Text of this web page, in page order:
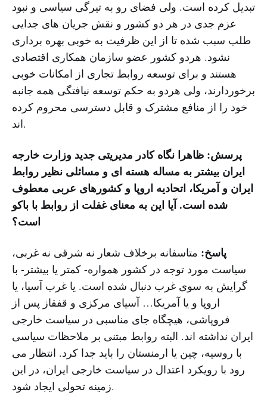
تبدیل کرده است. ولی فضای رو به تیرگی سیاسی و نبود
عزم جدی در هر دو کشور و نقش جریان های جدایی
طلب سبب شده تا از این ظرفیت به خوبی بهره برداری
نشود. هردو کشور عضو سازمان همکاری اقتصادی
هستند و برای توسعه روابط تجاری از امکانات خوبی
برخوردارند، ولی هردو به حکم توسعه نیافتگی همه جانبه
خود را از منافع مشترک و قابل دسترسی محروم کرده
اند.
پرسش: ظاهرا نگاه کادر مدیریتی جدید وزارت خارجه
ایران بیشتر به مساله هسته ای و مسائلی نظیر روابط
ایران و آمریکا، اتحادیه اروپا و کشورهای عربی معطوف
شده است. آیا این به معنای غفلت از روابط با باکو
است؟
پاسخ: متاسفانه برخلاف شعار نه شرقی نه غربی،
سیاست مورد توجه در کشور همواره- کمتر یا بیشتر- با
گرایش به سوی غرب دنبال شده است. یا غرب آسیا، یا
اروپا و یا آمریکا… آسیای مرکزی و قفقاز پس از
فروپاشی، هیچگاه جای مناسبی در سیاست خارجی
ایران نداشته اند. البته روابط مبتنی بر ملاحظات سیاسی
با روسیه، چین یا ارمنستان را باید جدا کرد. انتظار می
رود با رویکرد اعتدال در سیاست خارجی ایران، در این
زمینه تحولی ایجاد شود.